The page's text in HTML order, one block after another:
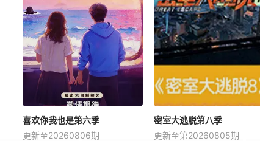
喜欢你我也是第六季
更新至20260806期
密室大逃脱第八季
更新至第20260805期